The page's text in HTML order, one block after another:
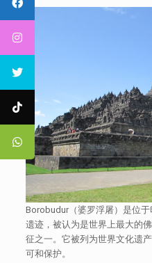
Borobudur（婆罗浮屠）是位
遗迹，被认为是世界上最大的
征之一。它被列为世界文化遗
可和保护。